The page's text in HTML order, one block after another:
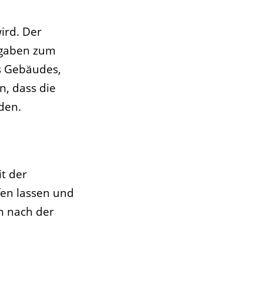
Der
zum
dass die
der
lassen und
nach der